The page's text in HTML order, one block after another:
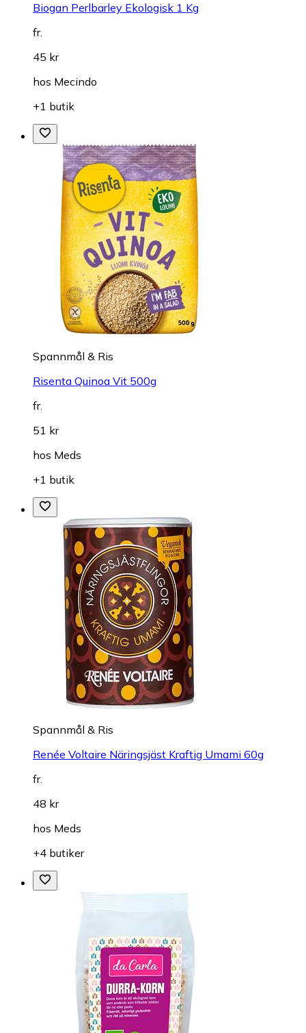
Biogan Perlbarley Ekologisk 1 Kg
fr.
45 kr
hos Mecindo
+1 butik
Spannmål & Ris
Risenta Quinoa Vit 500g
fr.
51 kr
hos Meds
+1 butik
Spannmål & Ris
Renée Voltaire Näringsjäst Kraftig Umami 60g
fr.
48 kr
hos Meds
+4 butiker